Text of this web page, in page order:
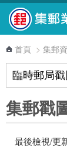
跳到主要內容區
首頁 > 集郵
集郵戳
最後檢視/更